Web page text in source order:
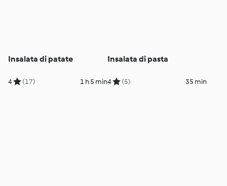
Insalata di patate
4 (17) 1 h 5 min
Insalata di pasta
4 (5) 35 min